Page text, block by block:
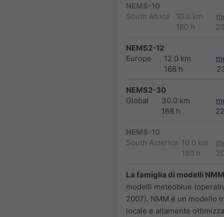
NEMS-10
South Africa
10.0 km
180 h
NEMS2-12
Europe
12.0 km
168 h
NEMS2-30
Global
30.0 km
168 h
NEMS-10
South America 10.0 km
180 h
La famiglia di modelli
modelli meteoblue
2007). NMM è un modello
locale e altamente